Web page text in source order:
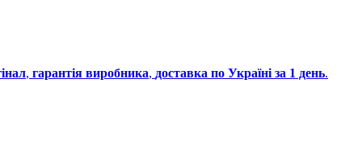
, гарантія виробника, доставка по Україні за 1 день.